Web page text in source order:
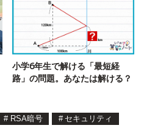
小学6年生で解ける「最短経
路」の問題。あなたは解ける？
# RSA暗号 # セキュリティ